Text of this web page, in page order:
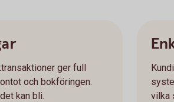
ger full
och bokföringen.
kan bli.
vilka